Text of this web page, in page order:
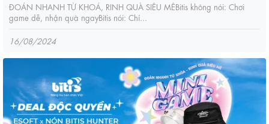
ĐOÁN NHANH TỪ KHOÁ, RINH QUÀ SIÊU MÊBitis không nói: Chơi
game dễ, nhận quà ngayBitis nói: Chỉ...
16/08/2024